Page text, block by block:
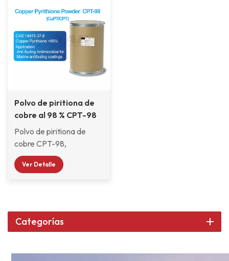
Polvo de piritiona de
cobre al 98 % CPT-98
Polvo de piritiona de
cobre CPT-98,
abreviatura de
CuPT/CPT, CAS 14915-
piritiona de cobre.＞98%,
que se utiliza
antiincrustantes
Ver Detalle
Categorías